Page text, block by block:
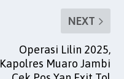
NEXT
Operasi Lilin 2025,
Kapolres Muaro Jambi